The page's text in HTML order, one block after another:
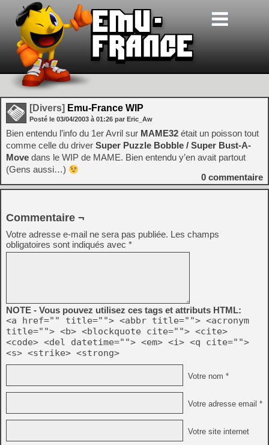
[Divers] Emu-France WIP
Posté le 03/04/2003 à 01:26 par Eric_Aw
Bien entendu l’info du 1er Avril sur MAME32 était un poisson tout
comme celle du driver Super Puzzle Bobble / Super Bust-A-
Move dans le WIP de MAME. Bien entendu y’en avait partout
(Gens aussi…)
0 commentaire
Commentaire ¬
Votre adresse e-mail ne sera pas publiée. Les champs
obligatoires sont indiqués avec *
NOTE - Vous pouvez utilisez ces tags et attributs HTML:
<a href="" title=""> <abbr title=""> <acronym
title=""> <b> <blockquote cite=""> <cite>
<code> <del datetime=""> <em> <i> <q cite="">
<s> <strike> <strong>
Votre nom *
Votre adresse email *
Votre site internet